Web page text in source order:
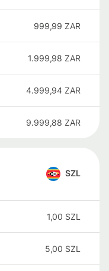
999,99 ZAR
1.999,98 ZAR
4.999,94 ZAR
9.999,88 ZAR
SZL
1,00 SZL
5,00 SZL